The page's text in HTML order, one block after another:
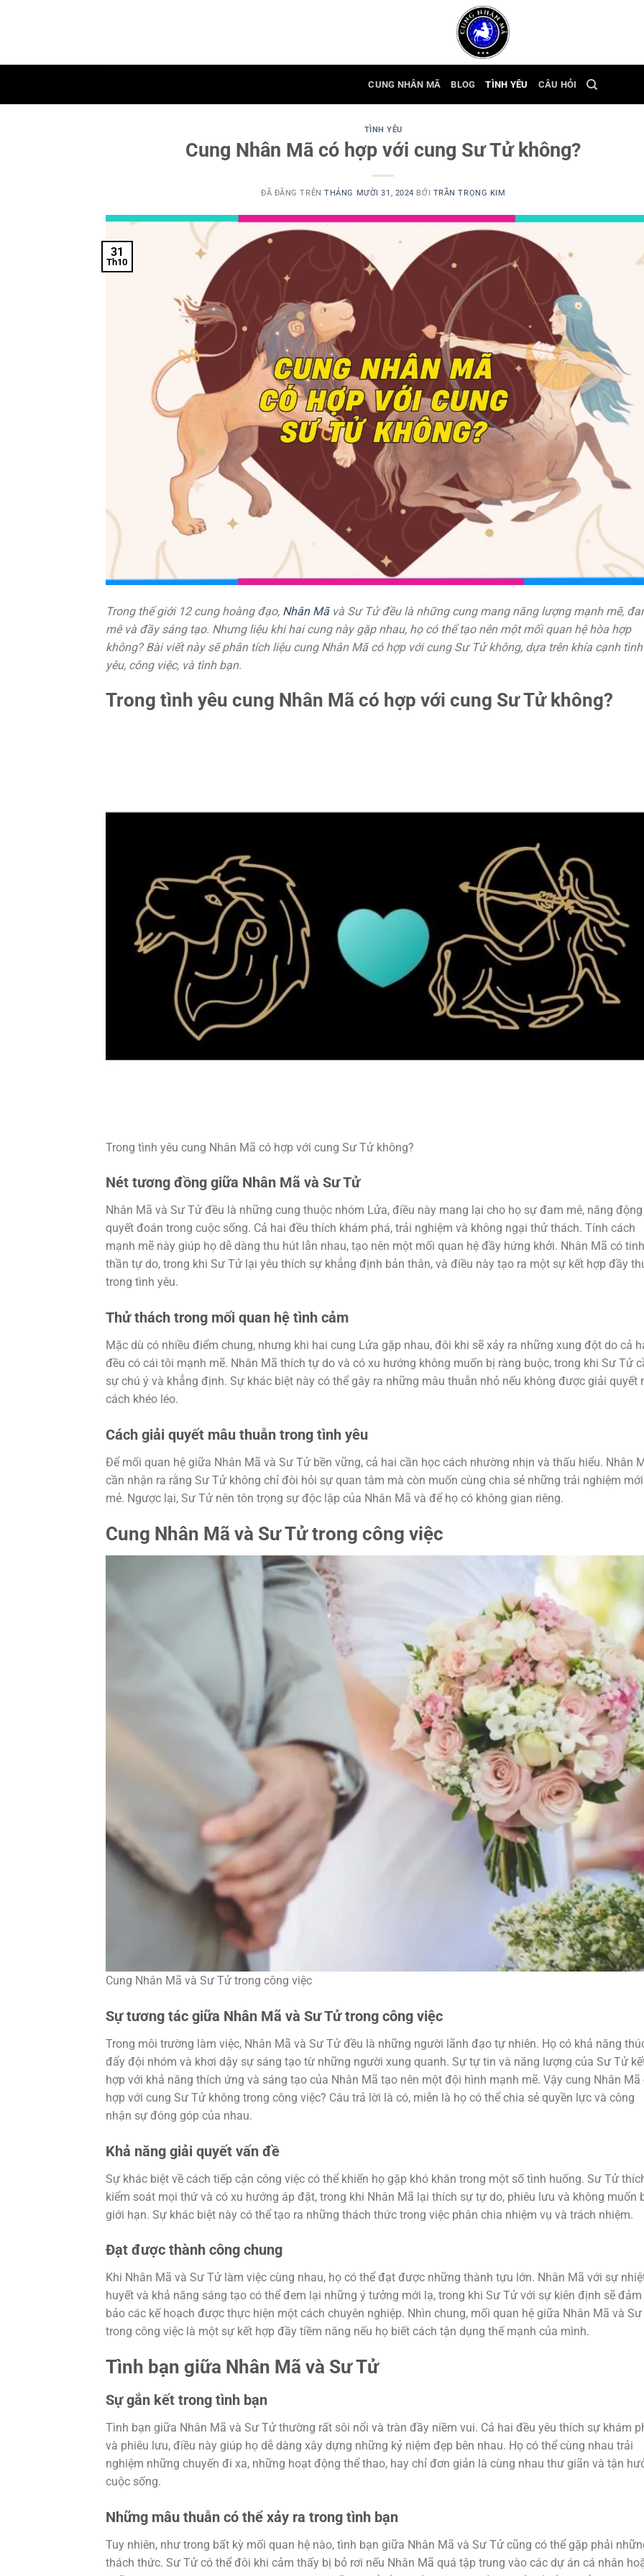
dung
CUNG NHÂN MÃ BLOG TÌNH YÊU CÂU HỎI
TÌNH YÊU
Cung Nhân Mã có hợp với cung Sư Tử không?
ĐÃ ĐĂNG TRÊNTHÁNG MƯỜI 31, 2024 BỞI TRẦN TRỌNG KIM
31
Th10
Trong thế giới 12 cung hoàng đạo, Nhân Mã và Sư Tử đều là những cung mang năng lượng mạnh mẽ,
mê và đầy sáng tạo. Nhưng liệu khi hai cung này gặp nhau, họ có thể tạo nên một mối quan hệ hòa hợp
không? Bài viết này sẽ phân tích liệu cung Nhân Mã có hợp với cung Sư Tử không, dựa trên khía cạnh tình
yêu, công việc, và tình bạn.
Trong tình yêu cung Nhân Mã có hợp với cung Sư Tử không?
Trong tình yêu cung Nhân Mã có hợp với cung Sư Tử không?
Nét tương đồng giữa Nhân Mã và Sư Tử
Nhân Mã và Sư Tử đều là những cung thuộc nhóm Lửa, điều này mang lại cho họ sự đam mê, năng
quyết đoán trong cuộc sống. Cả hai đều thích khám phá, trải nghiệm và không ngại thử thách. Tính cách
mạnh mẽ này giúp họ dễ dàng thu hút lẫn nhau, tạo nên một mối quan hệ đầy hứng khởi. Nhân Mã có tinh
thần tự do, trong khi Sư Tử lại yêu thích sự khẳng định bản thân, và điều này tạo ra một sự kết hợp đầy
trong tình yêu.
Thử thách trong mối quan hệ tình cảm
Mặc dù có nhiều điểm chung, nhưng khi hai cung Lửa gặp nhau, đôi khi sẽ xảy ra những xung đột do cả
đều có cái tôi mạnh mẽ. Nhân Mã thích tự do và có xu hướng không muốn bị ràng buộc, trong khi Sư Tử
sự chú ý và khẳng định. Sự khác biệt này có thể gây ra những mâu thuẫn nhỏ nếu không được giải quyết
cách khéo léo.
Cách giải quyết mâu thuẫn trong tình yêu
Để mối quan hệ giữa Nhân Mã và Sư Tử bền vững, cả hai cần học cách nhường nhịn và thấu hiểu. Nhân
cần nhận ra rằng Sư Tử không chỉ đòi hỏi sự quan tâm mà còn muốn cùng chia sẻ những trải nghiệm mới
mẻ. Ngược lại, Sư Tử nên tôn trọng sự độc lập của Nhân Mã và để họ có không gian riêng.
Cung Nhân Mã và Sư Tử trong công việc
Cung Nhân Mã và Sư Tử trong công việc
Sự tương tác giữa Nhân Mã và Sư Tử trong công việc
Trong môi trường làm việc, Nhân Mã và Sư Tử đều là những người lãnh đạo tự nhiên. Họ có khả năng
đẩy đội nhóm và khơi dậy sự sáng tạo từ những người xung quanh. Sự tự tin và năng lượng của Sư Tử
hợp với khả năng thích ứng và sáng tạo của Nhân Mã tạo nên một đội hình mạnh mẽ. Vậy cung Nhân Mã
hợp với cung Sư Tử không trong công việc? Câu trả lời là có, miễn là họ có thể chia sẻ quyền lực và công
nhận sự đóng góp của nhau.
Khả năng giải quyết vấn đề
Sự khác biệt về cách tiếp cận công việc có thể khiến họ gặp khó khăn trong một số tình huống. Sư Tử
kiểm soát mọi thứ và có xu hướng áp đặt, trong khi Nhân Mã lại thích sự tự do, phiêu lưu và không muốn
giới hạn. Sự khác biệt này có thể tạo ra những thách thức trong việc phân chia nhiệm vụ và trách nhiệm.
Đạt được thành công chung
Khi Nhân Mã và Sư Tử làm việc cùng nhau, họ có thể đạt được những thành tựu lớn. Nhân Mã với sự
huyết và khả năng sáng tạo có thể đem lại những ý tưởng mới lạ, trong khi Sư Tử với sự kiên định sẽ đảm
bảo các kế hoạch được thực hiện một cách chuyên nghiệp. Nhìn chung, mối quan hệ giữa Nhân Mã và
trong công việc là một sự kết hợp đầy tiềm năng nếu họ biết cách tận dụng thế mạnh của mình.
Tình bạn giữa Nhân Mã và Sư Tử
Sự gắn kết trong tình bạn
Tình bạn giữa Nhân Mã và Sư Tử thường rất sôi nổi và tràn đầy niềm vui. Cả hai đều yêu thích sự khám
và phiêu lưu, điều này giúp họ dễ dàng xây dựng những kỷ niệm đẹp bên nhau. Họ có thể cùng nhau trải
nghiệm những chuyến đi xa, những hoạt động thể thao, hay chỉ đơn giản là cùng nhau thư giãn và tận
cuộc sống.
Những mâu thuẫn có thể xảy ra trong tình bạn
Tuy nhiên, như trong bất kỳ mối quan hệ nào, tình bạn giữa Nhân Mã và Sư Tử cũng có thể gặp phải
thách thức. Sư Tử có thể đôi khi cảm thấy bị bỏ rơi nếu Nhân Mã quá tập trung vào các dự án cá nhân